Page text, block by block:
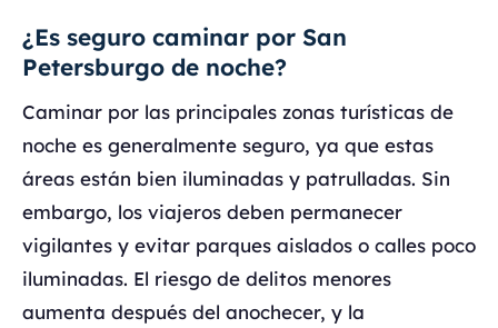
¿Es seguro caminar por San
Petersburgo de noche?
Caminar por las principales zonas turísticas de
noche es generalmente seguro, ya que estas
áreas están bien iluminadas y patrulladas. Sin
embargo, los viajeros deben permanecer
vigilantes y evitar parques aislados o calles poco
iluminadas. El riesgo de delitos menores
aumenta después del anochecer, y la